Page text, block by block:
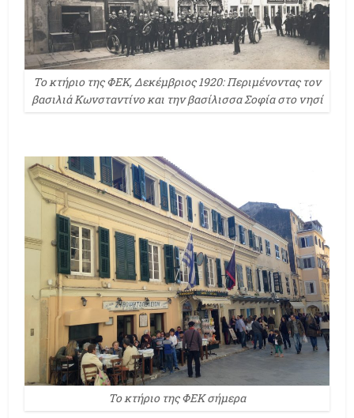
Το κτήριο της ΦΕΚ, Δεκέμβριος 1920: Περιμένοντας τον
βασιλιά Κωνσταντίνο και την βασίλισσα Σοφία στο νησί
Το κτήριο της ΦΕΚ σήμερα